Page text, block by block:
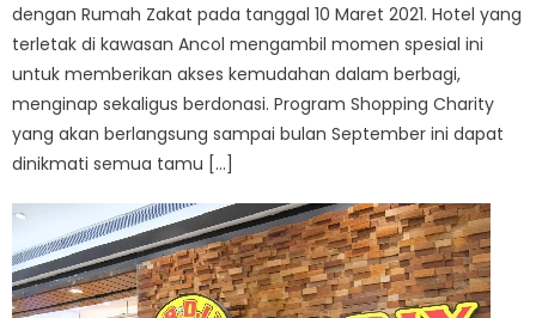
dengan Rumah Zakat pada tanggal 10 Maret 2021. Hotel yang
terletak di kawasan Ancol mengambil momen spesial ini
untuk memberikan akses kemudahan dalam berbagi,
menginap sekaligus berdonasi. Program Shopping Charity
yang akan berlangsung sampai bulan September ini dapat
dinikmati semua tamu […]